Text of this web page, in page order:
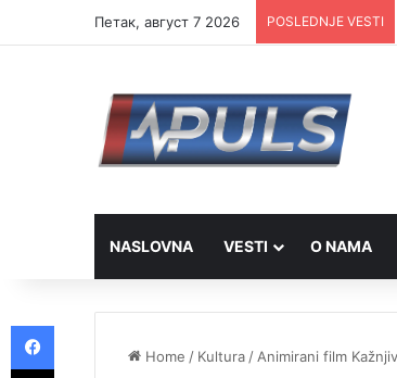
Петак, август 7 2026 POSLEDNJE VESTI
NASLOVNA VESTI O NAMA
Home / Kultura / Animirani film
Facebook
X